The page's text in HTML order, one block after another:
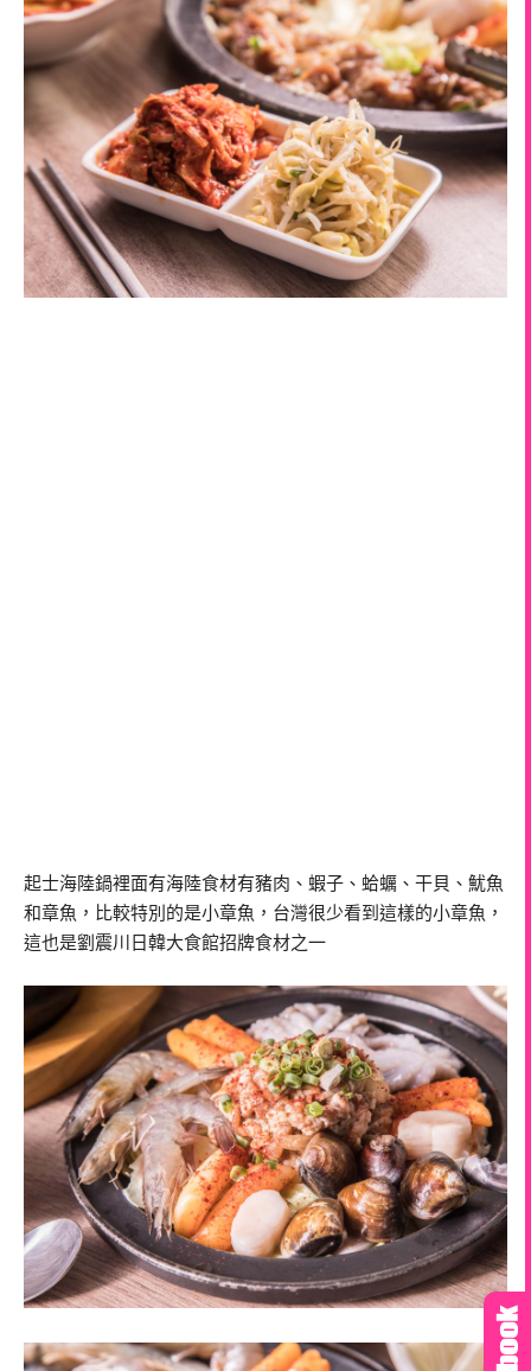
起士海陸鍋裡面有海陸食材有豬肉、蝦子、蛤蠣、干貝、魷魚
和章魚，比較特別的是小章魚，台灣很少看到這樣的小章魚，
這也是劉震川日韓大食館招牌食材之一